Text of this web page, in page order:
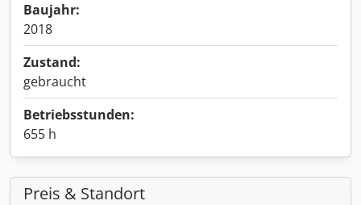
Baujahr:
2018
Zustand:
gebraucht
Betriebsstunden:
655 h
Preis & Standort